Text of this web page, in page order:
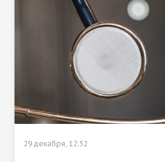
29 декабря, 12:52